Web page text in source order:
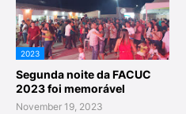
2023
Segunda noite da FACUC
2023 foi memorável
November 19, 2023